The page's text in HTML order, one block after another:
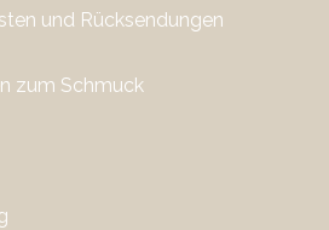
und Rücksendungen
zum Schmuck